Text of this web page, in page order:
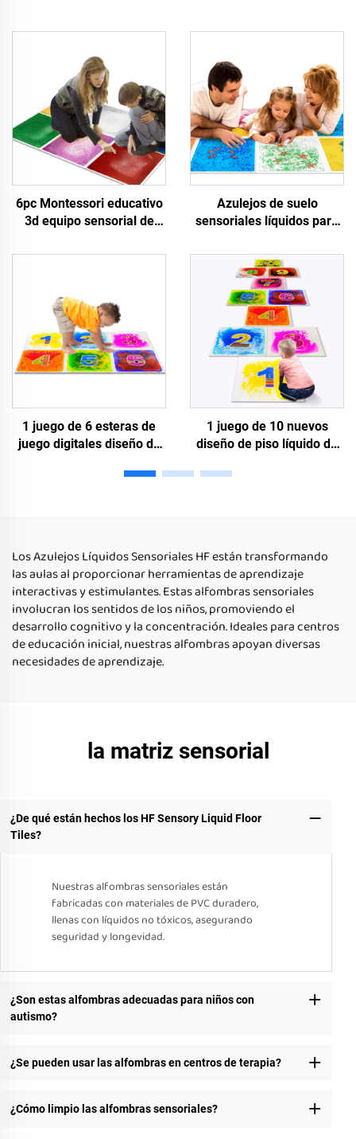
6pc Montessori educativo
3d equipo sensorial de
PVC de baile azulejos de
para niños
Azulejos de suelo
sensoriales líquidos para
adecuados para el
tratamiento de niños con
autismo, juguetes de
rompecabezas para niños,
juguetes de compresión
1 juego de 6 esteras de
juego digitales diseño de
palomita jugar juguete
1 juego de 10 nuevos
diseño de piso líquido de
para niños juguete
Los Azulejos Líquidos Sensoriales HF están transformando
las aulas al proporcionar herramientas de aprendizaje
interactivas y estimulantes. Estas alfombras sensoriales
involucran los sentidos de los niños, promoviendo el
desarrollo cognitivo y la concentración. Ideales para centros
de educación inicial, nuestras alfombras apoyan diversas
necesidades de aprendizaje.
la matriz sensorial
¿De qué están hechos los HF Sensory Liquid Floor
Tiles?
Nuestras alfombras sensoriales están
fabricadas con materiales de PVC duradero,
llenas con líquidos no tóxicos, asegurando
seguridad y longevidad.
¿Son estas alfombras adecuadas para niños con
autismo?
¿Se pueden usar las alfombras en centros de terapia?
¿Cómo limpio las alfombras sensoriales?